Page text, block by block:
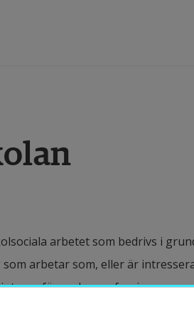
arbetet som bedrivs i
arbetar som, eller är
för andra professioner
lärare, mentorer och
Högskolan